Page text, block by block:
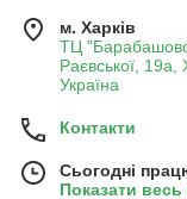
м. Харків
ТЦ
Раєвської, 19а,
Україна
Контакти
Сьогодні
Показати